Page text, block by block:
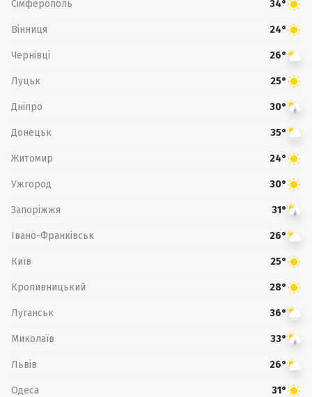
Сімферополь 34°
Вінниця 24°
Чернівці 26°
Луцьк 25°
Дніпро 30°
Донецьк 35°
Житомир 24°
Ужгород 30°
Запоріжжя 31°
Івано-Франківськ 26°
Київ 25°
Кропивницький 28°
Луганськ 36°
Миколаїв 33°
Львів 26°
Одеса 31°